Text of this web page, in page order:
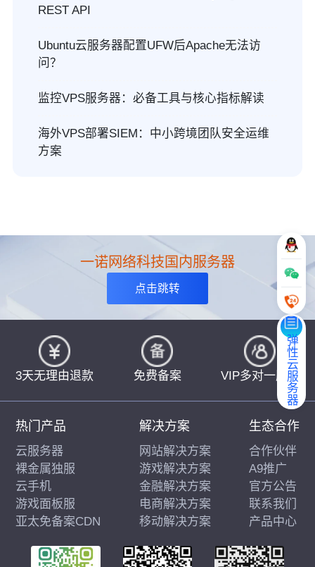
REST API
Ubuntu云服务器配置UFW后Apache无法访
问？
监控VPS服务器：必备工具与核心指标解读
海外VPS部署SIEM：中小跨境团队安全运维
方案
弹性云服务器
一诺网络科技国内服务器
点击跳转
3天无理由退款 免费备案 VIP多对一服务
热门产品
云服务器
裸金属独服
云手机
游戏面板服
亚太免备案CDN
解决方案
网站解决方案
游戏解决方案
金融解决方案
电商解决方案
移动解决方案
生态合作
合作伙伴
A9推广
官方公告
联系我们
产品中心